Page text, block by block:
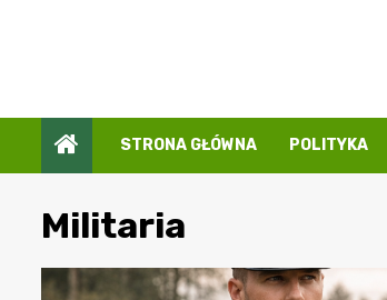
STRONA GŁÓWNA POLITYKA
Militaria